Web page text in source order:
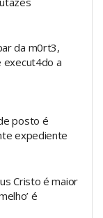
da m0rt3,
execut4do a
posto é
expediente
Cristo é maior
é